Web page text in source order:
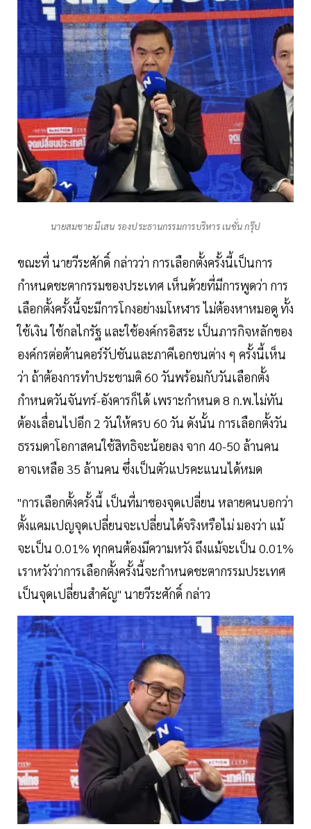
นายสมชาย มีเสน รองประธานกรรมการบริหาร เนชั่น กรุ๊ป
ขณะที่ นายวีระศักดิ์ กล่าวว่า การเลือกตั้งครั้งนี้เป็นการ
กำหนดชะตากรรมของประเทศ เห็นด้วยที่มีการพูดว่า การ
เลือกตั้งครั้งนี้จะมีการโกงอย่างมโหฬาร ไม่ต้องหาหมอดู ทั้ง
ใช้เงิน ใช้กลไกรัฐ และใช้องค์กรอิสระ เป็นภารกิจหลักของ
องค์กรต่อต้านคอร์รัปชันและภาคีเอกชนต่าง ๆ ครั้งนี้เห็น
ว่า ถ้าต้องการทำประชามติ 60 วันพร้อมกับวันเลือกตั้ง
กำหนดวันจันทร์-อังคารก็ได้ เพราะกำหนด 8 ก.พ.ไม่ทัน
ต้องเลื่อนไปอีก 2 วันให้ครบ 60 วัน ดังนั้น การเลือกตั้งวัน
ธรรมดาโอกาสคนใช้สิทธิจะน้อยลง จาก 40-50 ล้านคน
อาจเหลือ 35 ล้านคน ซึ่งเป็นตัวแปรคะแนนได้หมด
"การเลือกตั้งครั้งนี้ เป็นที่มาของจุดเปลี่ยน หลายคนบอกว่า
ตั้งแคมเปญจุดเปลี่ยนจะเปลี่ยนได้จริงหรือไม่ มองว่า แม้
จะเป็น 0.01% ทุกคนต้องมีความหวัง ถึงแม้จะเป็น 0.01%
เราหวังว่าการเลือกตั้งครั้งนี้จะกำหนดชะตากรรมประเทศ
เป็นจุดเปลี่ยนสำคัญ" นายวีระศักดิ์ กล่าว